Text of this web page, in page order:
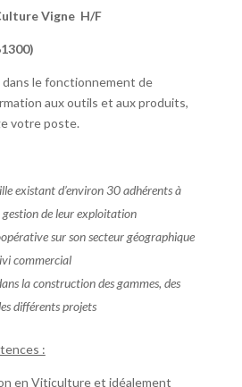
Vigne H/F
le fonctionnement de
aux outils et aux produits,
votre poste.
existant d’environ 30 adhérents à
de leur exploitation
sur son secteur géographique
commercial
la construction des gammes, des
différents projets
:
en Viticulture et idéalement